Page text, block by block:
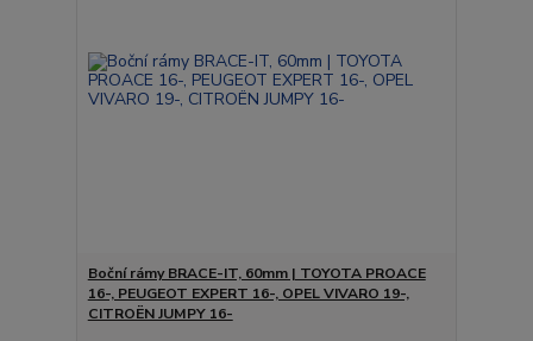
Boční rámy BRACE-IT, 60mm | TOYOTA PROACE
16-, PEUGEOT EXPERT 16-, OPEL VIVARO 19-,
CITROËN JUMPY 16-